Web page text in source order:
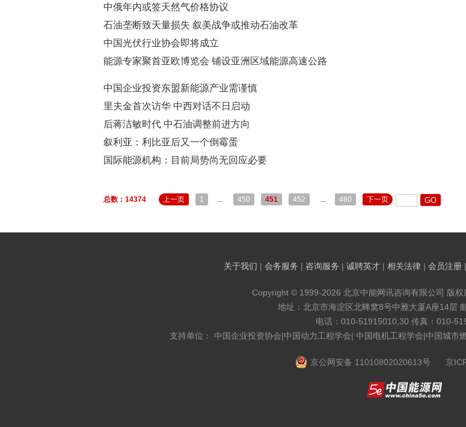
中俄年内或签天然气价格协议
石油垄断致天量损失 叙美战争或推动石油改革
中国光伏行业协会即将成立
能源专家聚首亚欧博览会 铺设亚洲区域能源高速公路
中国企业投资东盟新能源产业需谨慎
里夫金首次访华 中西对话不日启动
后蒋洁敏时代 中石油调整前进方向
叙利亚：利比亚后又一个倒霉蛋
国际能源机构：目前局势尚无回应必要
总数：14374 上一页 1 ... 450 451 452 ... 480 下一页
关于我们 | 会务服务 | 咨询服务 | 诚聘英才 | 相关法律 | 会员注册 |
Copyright © 1999-2026 北京中能网讯咨询有限公司 版权
地址：北京市海淀区北蜂窝8号中雅大厦A座14层
电话：010-51915010,30 传真：010-
支持单位： 中国企业投资协会|中国动力工程学会| 中国电机工程学会|中国城市
京公网安备 11010802020613号 京